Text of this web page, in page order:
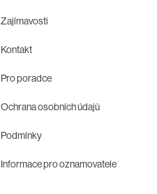
Zajímavosti
Kontakt
Pro poradce
Ochrana osobních údajů
Podmínky
Informace pro oznamovatele